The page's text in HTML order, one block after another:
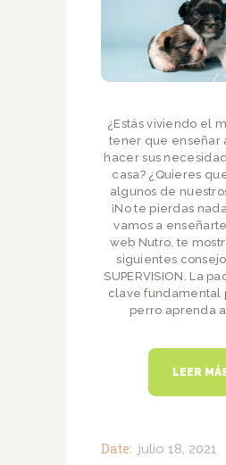
¿Estás viviendo el
tener que enseñar
hacer sus
casa? ¿Quieres
algunos de
¡No te pierdas
vamos a
web Nutro, te
siguientes
SUPERVISION. La
clave fundamental
perro aprenda a
LEER
Date: julio 18, 2021